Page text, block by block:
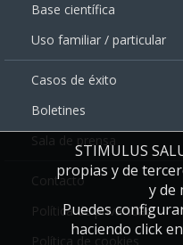
Base científica
Uso familiar / particular
Casos de éxito
Boletines
Sala de prensa
Contacto
Política de privacidad
Política de cookies
STIMULUS
propias y de
y de
Puedes
haciendo click